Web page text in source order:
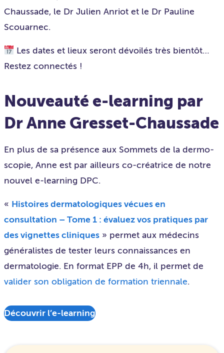
Chaussade, le Dr Julien Anriot et le Dr Pauline
Scouarnec.
Les dates et lieux seront dévoilés très bientôt…
Restez connectés !
Nouveauté e-learning par
Dr Anne Gresset-Chaussade
En plus de sa présence aux Sommets de la dermo-
scopie, Anne est par ailleurs co-créatrice de notre
nouvel e-learning DPC.
« Histoires dermatologiques vécues en
consultation – Tome 1 : évaluez vos pratiques par
des vignettes cliniques » permet aux médecins
généralistes de tester leurs connaissances en
dermatologie. En format EPP de 4h, il permet de
valider son obligation de formation triennale.
Découvrir l’e-learning